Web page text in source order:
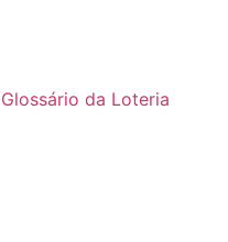
Glossário da Loteria